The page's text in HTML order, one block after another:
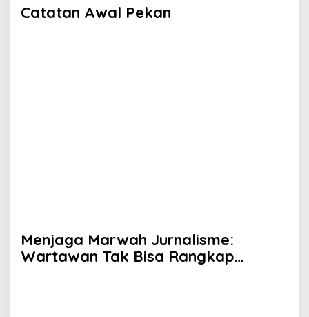
Catatan Awal Pekan
Menjaga Marwah Jurnalisme:
Wartawan Tak Bisa Rangkap